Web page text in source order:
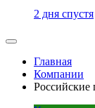
2 дня спустя
Главная
Компании
Российские